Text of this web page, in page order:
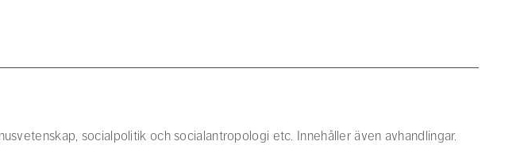
socialpolitik och socialantropologi etc. Innehåller även avhandlingar.